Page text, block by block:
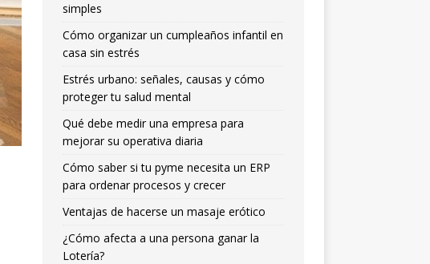
simples
Cómo organizar un cumpleaños infantil en
casa sin estrés
Estrés urbano: señales, causas y cómo
proteger tu salud mental
Qué debe medir una empresa para
mejorar su operativa diaria
Cómo saber si tu pyme necesita un ERP
para ordenar procesos y crecer
Ventajas de hacerse un masaje erótico
¿Cómo afecta a una persona ganar la
Lotería?